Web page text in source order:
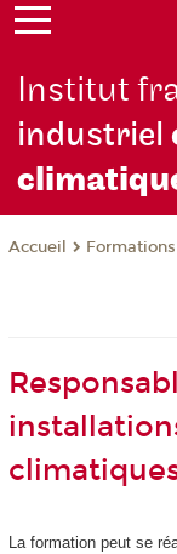
Institut
industriel
Accueil
La formation peut se